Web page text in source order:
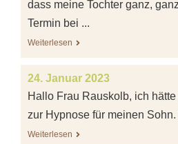
dass meine Tochter ganz,
Termin bei ...
Weiterlesen
24. Januar 2023
Hallo Frau Rauskolb, ich
zur Hypnose für meinen
Weiterlesen